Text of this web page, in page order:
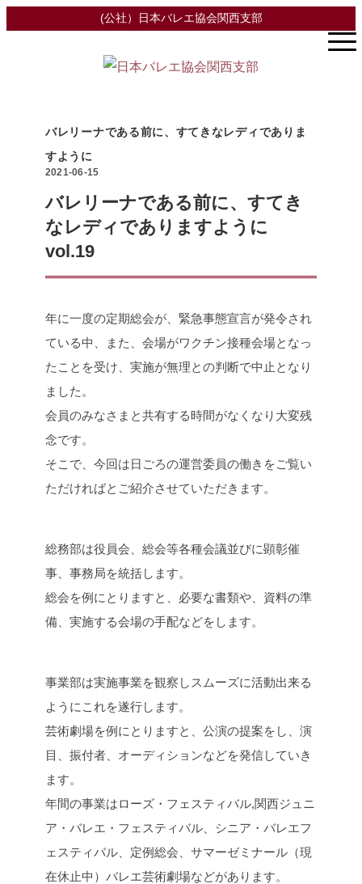
(公社）日本バレエ協会関西支部
バレリーナである前に、すてきなレディでありま
すように
2021-06-15
バレリーナである前に、すてき
なレディでありますように
vol.19
年に一度の定期総会が、緊急事態宣言が発令され
ている中、また、会場がワクチン接種会場となっ
たことを受け、実施が無理との判断で中止となり
ました。
会員のみなさまと共有する時間がなくなり大変残
念です。
そこで、今回は日ごろの運営委員の働きをご覧い
ただければとご紹介させていただきます。
総務部は役員会、総会等各種会議並びに顕彰催
事、事務局を統括します。
総会を例にとりますと、必要な書類や、資料の準
備、実施する会場の手配などをします。
事業部は実施事業を観察しスムーズに活動出来る
ようにこれを遂行します。
芸術劇場を例にとりますと、公演の提案をし、演
目、振付者、オーディションなどを発信していき
ます。
年間の事業はローズ・フェスティバル,関西ジュニ
ア・バレエ・フェスティバル、シニア・バレエフ
ェスティバル、定例総会、サマーゼミナール（現
在休止中）バレエ芸術劇場などがあります。